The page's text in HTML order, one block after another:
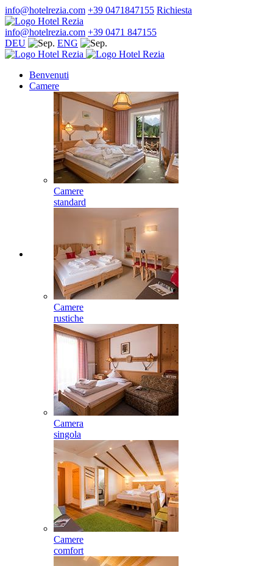
info@hotelrezia.com +39 0471847155 Richiesta
info@hotelrezia.com +39 0471 847155
DEU
ENG
Benvenuti
Camere
Camere
standard
Camere
rustiche
Camera
singola
Camere
comfort